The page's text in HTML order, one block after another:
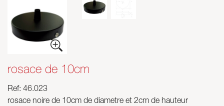
rosace de 10cm
Ref: 46.023
rosace noire de 10cm de diametre et 2cm de hauteur